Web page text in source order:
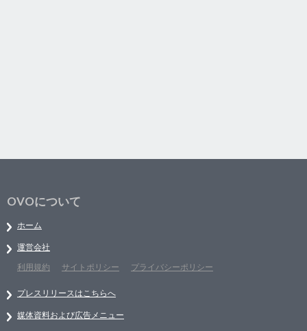
OVOについて
ホーム
運営会社
利用規約
サイトポリシー プライバシーポリシー
プレスリリースはこちらへ
媒体資料および広告メニュー